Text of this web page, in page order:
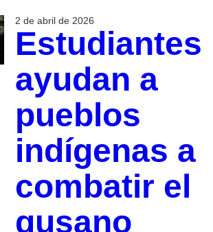
2 de abril de 2026
Estudiantes
ayudan a
pueblos
indígenas a
combatir el
gusano